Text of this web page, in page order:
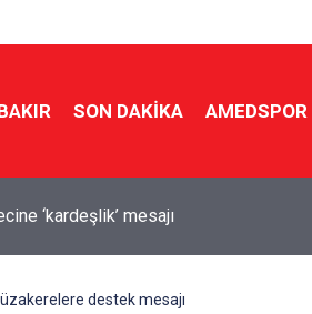
SON DAKIKA AMEDSPOR
2 yaralı
destek mesajı